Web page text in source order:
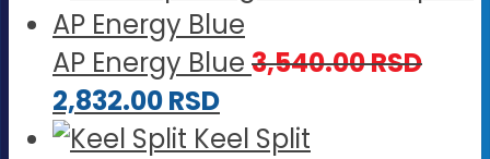
AP Energy Blue 3,540.00RSD
2,832.00RSD
Keel Split